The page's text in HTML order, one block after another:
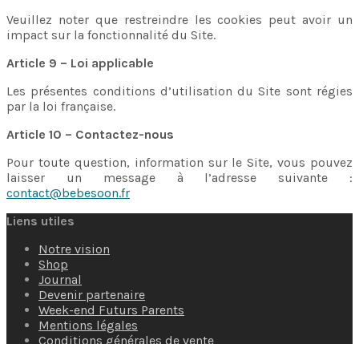
Veuillez noter que restreindre les cookies peut avoir un
impact sur la fonctionnalité du Site.
Article 9 – Loi applicable
Les présentes conditions d’utilisation du Site sont régies
par la loi française.
Article 10 – Contactez-nous
Pour toute question, information sur le Site, vous pouvez
laisser un message à l’adresse suivante :
contact@bebesoon.fr
Liens utiles
Notre vision
Shop
Journal
Devenir partenaire
Week-end Futurs Parents
Mentions légales
Conditions générales de vente